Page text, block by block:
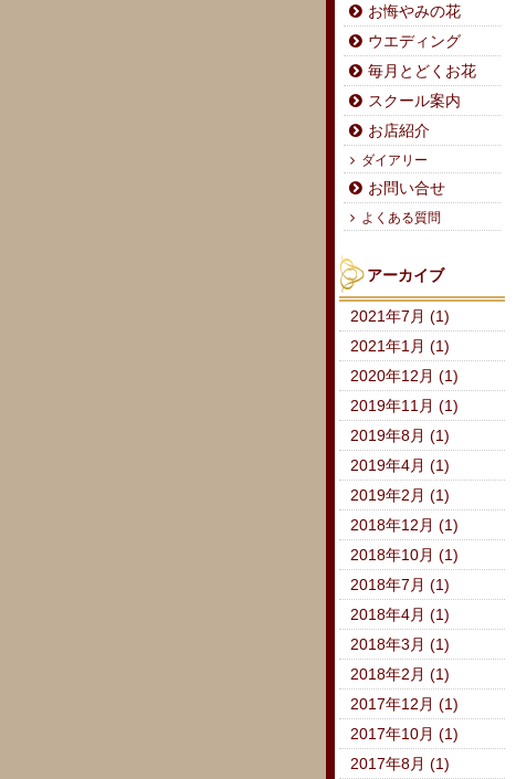
お悔やみの花
ウエディング
毎月とどくお花
スクール案内
お店紹介
ダイアリー
お問い合せ
よくある質問
アーカイブ
2021年7月 (1)
2021年1月 (1)
2020年12月 (1)
2019年11月 (1)
2019年8月 (1)
2019年4月 (1)
2019年2月 (1)
2018年12月 (1)
2018年10月 (1)
2018年7月 (1)
2018年4月 (1)
2018年3月 (1)
2018年2月 (1)
2017年12月 (1)
2017年10月 (1)
2017年8月 (1)